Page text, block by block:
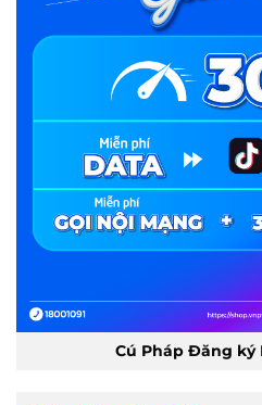
Cú Pháp Đăng ký